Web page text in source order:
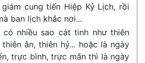
cung tiến Hiệp Kỷ Lịch, rồi
ban lịch khắc nơi...
nhiều sao cát tinh như thiên
ân, thiên hỷ... hoặc là ngày
trực bình, trực mãn thì là ngày